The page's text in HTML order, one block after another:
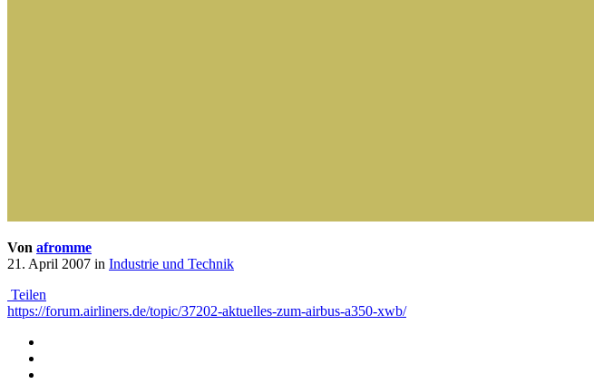
Von afromme
21. April 2007 in Industrie und Technik
Teilen
https://forum.airliners.de/topic/37202-aktuelles-zum-airbus-a350-xwb/